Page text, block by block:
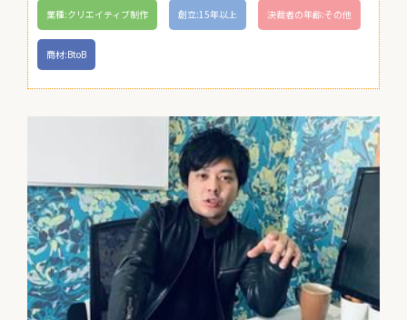
業種:クリエイティブ制作 創立:15年以上 決裁者の年齢:その他
商材:BtoB